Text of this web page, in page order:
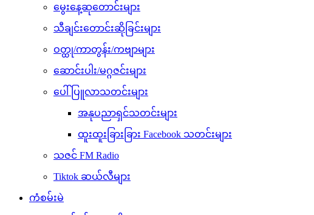
မွေးနေ့ဆုတောင်းများ
သီချင်းတောင်းဆိုခြင်းများ
ဝတ္ထု/ကာတွန်း/ကဗျာများ
ဆောင်းပါး/မဂ္ဂဇင်းများ
ပေါ်ပြူလာသတင်းများ
အနုပညာရှင်သတင်းများ
ထူးထူးခြားခြား Facebook သတင်းများ
သဇင် FM Radio
Tiktok ဆယ်လီများ
ကံစမ်းမဲ